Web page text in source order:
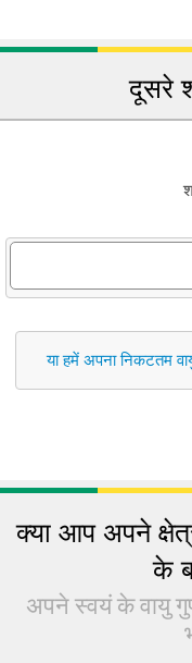
दूसरे
या हमें अपना निकटतम
क्या आप अपने
के
अपने स्वयं के वायु